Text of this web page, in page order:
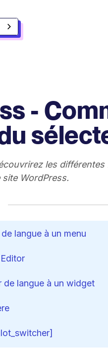
-
les
WordPress.
langue à un menu
de langue à un widget